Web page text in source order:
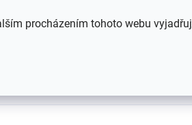
procházením tohoto webu
Kontakty